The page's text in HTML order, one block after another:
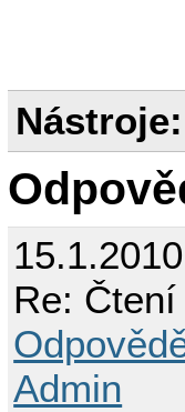
Nástroje:
Re:
Admin